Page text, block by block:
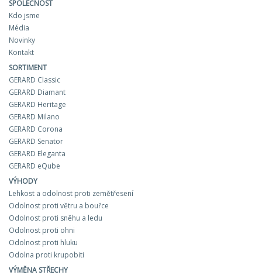
SPOLEČNOST
Kdo jsme
Média
Novinky
Kontakt
SORTIMENT
GERARD Classic
GERARD Diamant
GERARD Heritage
GERARD Milano
GERARD Corona
GERARD Senator
GERARD Eleganta
GERARD eQube
VÝHODY
Lehkost a odolnost proti zemětřesení
Odolnost proti větru a bouřce
Odolnost proti sněhu a ledu
Odolnost proti ohni
Odolnost proti hluku
Odolna proti krupobiti
VÝMĚNA STŘECHY